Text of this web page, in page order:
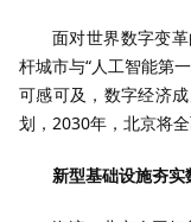
面对世界数字变
杆城市与“人工智能第
可感可及，数字经济
划，2030年，北京将
新型基础设施夯实